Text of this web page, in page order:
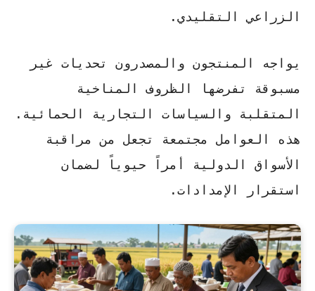
الزراعي التقليدي.
يواجه المنتجون والمصدرون تحديات غير
مسبوقة تفرضها الظروف المناخية
المتقلبة والسياسات التجارية الحمائية.
هذه العوامل مجتمعة تجعل من مراقبة
الأسواق الدولية أمراً حيوياً لضمان
استقرار الإمدادات.